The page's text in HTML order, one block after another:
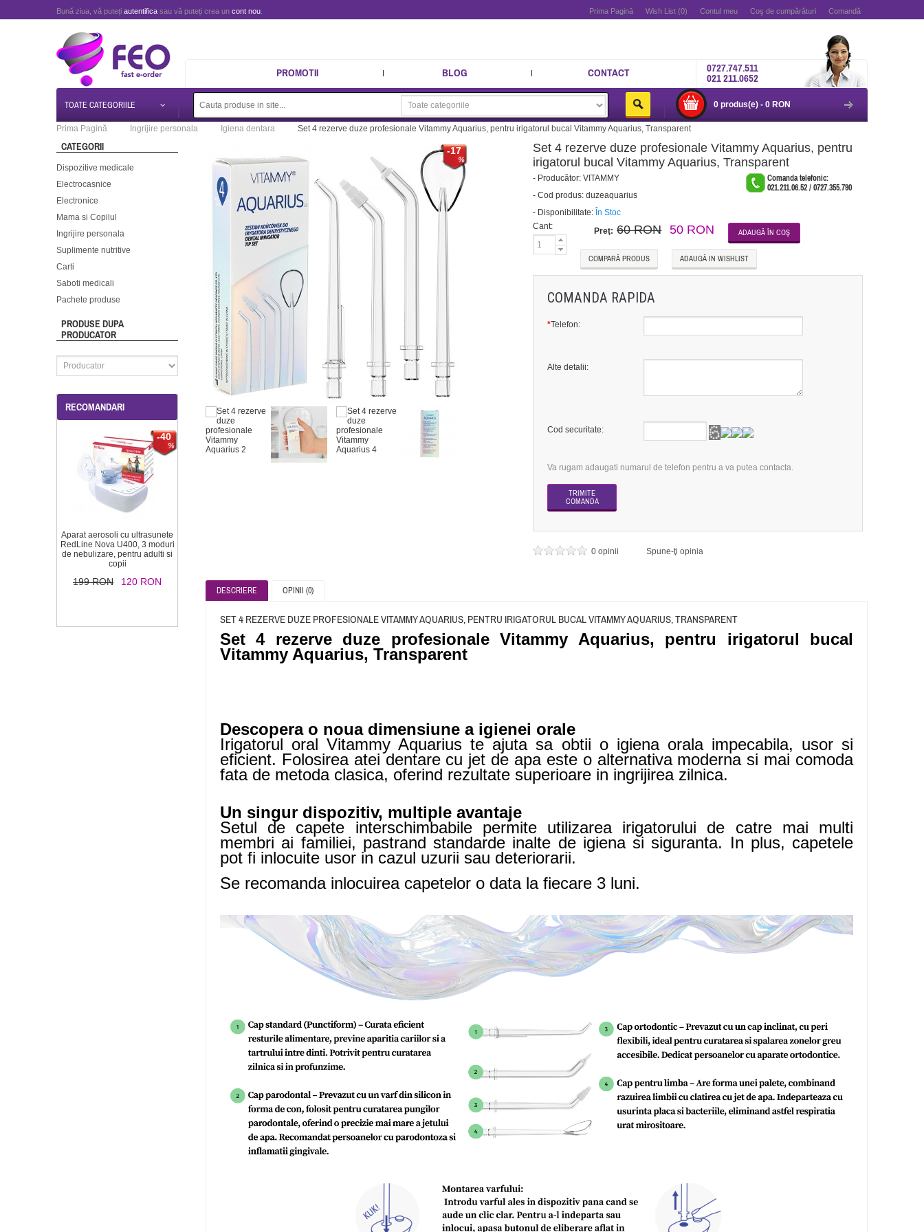
Bună ziua, vă puteți autentifica sau vă puteți crea un cont nou Prima Pagină Wish List (0) Contul meu Coş de cumpărături Comandă
0727.747.511
021 211.0652
CONTACT
BLOG
PROMOTII
0 produs(e) - 0 RON
TOATE CATEGORIILE
Prima Pagină Ingrijire personala Igiena dentara Set 4 rezerve duze profesionale Vitammy Aquarius, pentru irigatorul bucal Vitammy Aquarius, Transparent
CATEGORII
Dispozitive medicale
Electrocasnice
Electronice
Mama si Copilul
Ingrijire personala
Suplimente nutritive
Carti
Saboti medicali
Pachete produse
PRODUSE DUPA
PRODUCATOR
RECOMANDARI
-40
Aparat aerosoli cu ultrasunete
RedLine Nova U400, 3 moduri
de nebulizare, pentru adulti si
copii
199 RON 120 RON
-17
Set 4 rezerve duze profesionale Vitammy Aquarius, pentru
irigatorul bucal Vitammy Aquarius, Transparent
Comanda telefonic:
021.211.06.52 / 0727.355.790
- Producător:VITAMMY
-Cod produs: duzeaquarius
- Disponibilitate: În Stoc
Cant:
Preţ: 60 RON 50 RON
COMPARĂ PRODUS ADAUGĂ IN WISHLIST
COMANDA RAPIDA
*Telefon:
Alte detalii:
Cod securitate:
Va rugam adaugati numarul de telefon pentru a va putea contacta.
0 opinii Spune-ţi opinia
DESCRIERE OPINII (0)
SET 4 REZERVE DUZE PROFESIONALE VITAMMY AQUARIUS, PENTRU IRIGATORUL BUCAL VITAMMY AQUARIUS, TRANSPARENT
Set 4 rezerve duze profesionale Vitammy Aquarius, pentru irigatorul bucal
Vitammy Aquarius, Transparent
Descopera o noua dimensiune a igienei orale
Irigatorul oral Vitammy Aquarius te ajuta sa obtii o igiena orala impecabila, usor si
eficient. Folosirea atei dentare cu jet de apa este o alternativa moderna si mai comoda
fata de metoda clasica, oferind rezultate superioare in ingrijirea zilnica.
Un singur dispozitiv, multiple avantaje
Setul de capete interschimbabile permite utilizarea irigatorului de catre mai multi
membri ai familiei, pastrand standarde inalte de igiena si siguranta. In plus, capetele
pot fi inlocuite usor in cazul uzurii sau deteriorarii.
Se recomanda inlocuirea capetelor o data la fiecare 3 luni.